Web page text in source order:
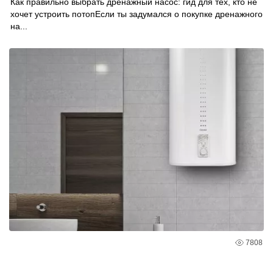
Как правильно выбрать дренажный насос: гид для тех, кто не
хочет устроить потопЕсли ты задумался о покупке дренажного
на...
7808